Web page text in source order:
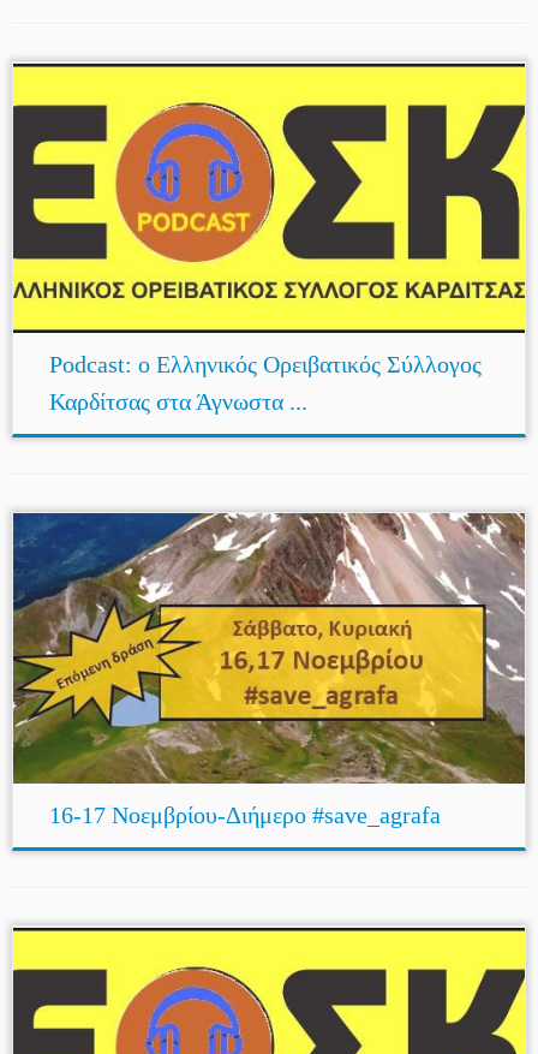
Podcast: ο Ελληνικός Ορειβατικός Σύλλογος
Καρδίτσας στα Άγνωστα ...
16-17 Νοεμβρίου-Διήμερο #save_agrafa